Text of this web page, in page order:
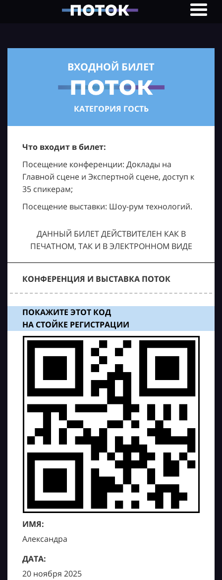
ВХОДНОЙ БИЛЕТ
КАТЕГОРИЯ ГОСТЬ
Что входит в билет:
Посещение конференции: Доклады на
Главной сцене и Экспертной сцене, доступ к
35 спикерам;
Посещение выставки: Шоу-рум технологий.
ДАННЫЙ БИЛЕТ ДЕЙСТВИТЕЛЕН КАК В
ПЕЧАТНОМ, ТАК И В ЭЛЕКТРОННОМ ВИДЕ
КОНФЕРЕНЦИЯ И ВЫСТАВКА ПОТОК
ПОКАЖИТЕ ЭТОТ КОД
НА СТОЙКЕ РЕГИСТРАЦИИ
ИМЯ:
Александра
ДАТА:
20 ноября 2025